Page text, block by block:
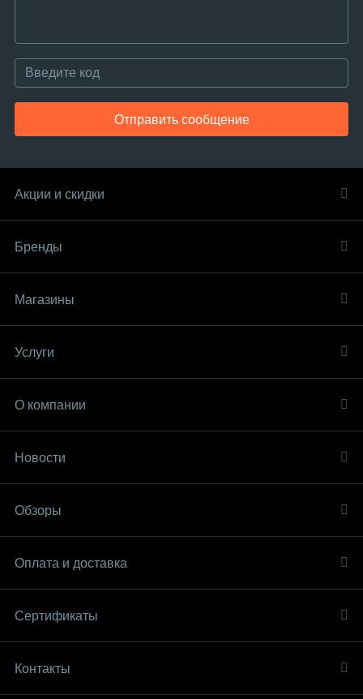
Отправить сообщение
Акции и скидки
Бренды
Магазины
Услуги
О компании
Новости
Обзоры
Оплата и доставка
Сертификаты
Контакты